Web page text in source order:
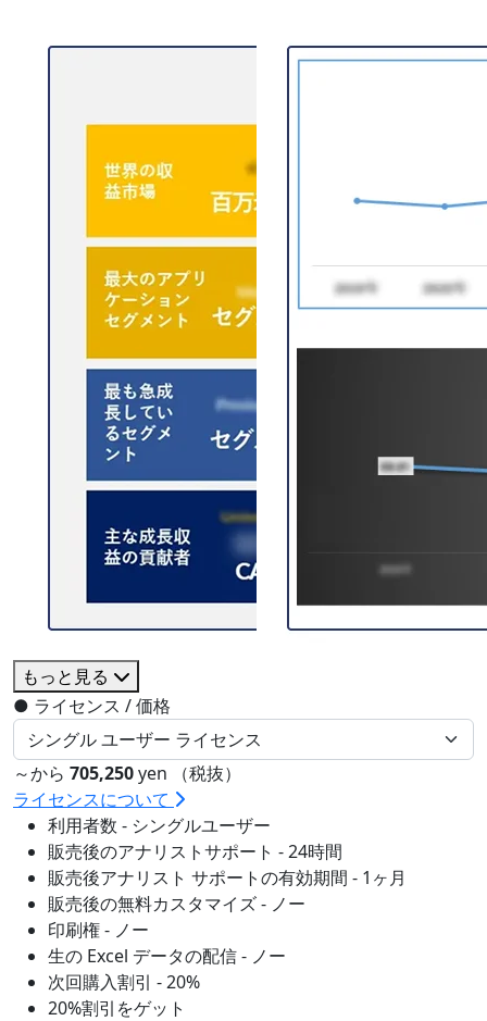
もっと見る
● ライセンス / 価格
～から 705,250yen （税抜）
ライセンスについて
利用者数 - シングルユーザー
販売後のアナリストサポート - 24時間
販売後アナリスト サポートの有効期間 - 1ヶ月
販売後の無料カスタマイズ - ノー
印刷権 - ノー
生の Excel データの配信 - ノー
次回購入割引 - 20%
20%割引をゲット